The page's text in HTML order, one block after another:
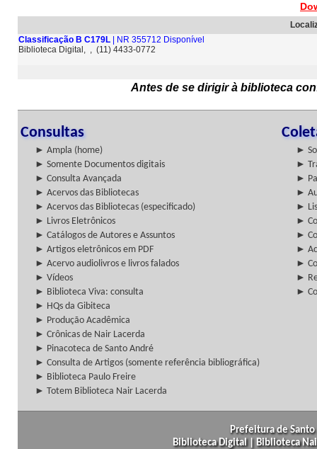
Classificação B C179L | NR 355712 Disponível
Biblioteca Digital, , (11) 4433-0772
Antes de se dirigir à biblioteca
Consultas
► Ampla (home)
►
► Somente Documentos digitais
►
► Consulta Avançada
►
► Acervos das Bibliotecas
►
► Acervos das Bibliotecas (especificado)
►
► Livros Eletrônicos
►
► Catálogos de Autores e Assuntos
►
► Artigos eletrônicos em PDF
►
► Acervo audiolivros e livros falados
►
► Vídeos
►
► Biblioteca Viva: consulta
►
► HQs da Gibiteca
► Produção Acadêmica
► Crônicas de Nair Lacerda
► Pinacoteca de Santo André
► Consulta de Artigos (somente referência bibliográfica)
► Biblioteca Paulo Freire
► Totem Biblioteca Nair Lacerda
Prefeitura de
Biblioteca Digital | Biblioteca